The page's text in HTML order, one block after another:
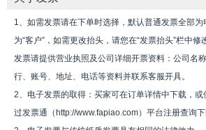
1、如需发票请在下单时选择，默认普通发票全部
为“客户”，如需更改抬头，请您在“发票抬头”栏中
发票请提供营业执照及公司详细开票资料：公司名
行、账号、地址、电话等资料并联系客服开具。
2、电子发票的取得：买家可在订单详情中下载，
过发票通（http://www.fapiao.com）平台注册查询下